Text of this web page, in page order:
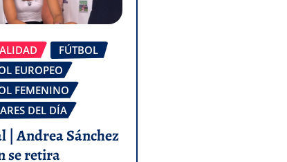
FÚTBOL
EUROPEO
FEMENINO
DEL DÍA
| Andrea Sánchez
se retira